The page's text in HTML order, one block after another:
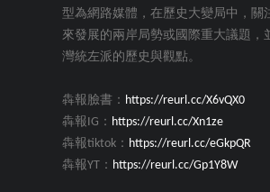
型為網路媒體，在歷史大變局中，關
來發展的兩岸局勢或國際重大議題，
灣統左派的歷史與觀點。
犇報臉書： https://reurl.cc/X6vQX0
犇報IG： https://reurl.cc/Xn1ze
犇報tiktok： https://reurl.cc/eGkpQR
犇報YT： https://reurl.cc/Gp1Y8W